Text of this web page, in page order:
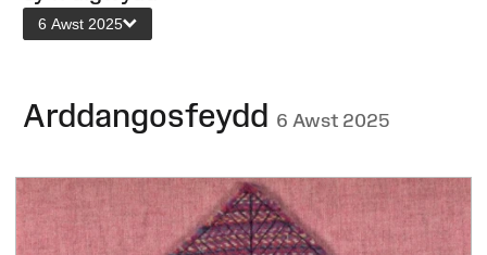
6 Awst 2025
Arddangosfeydd 6 Awst 2025